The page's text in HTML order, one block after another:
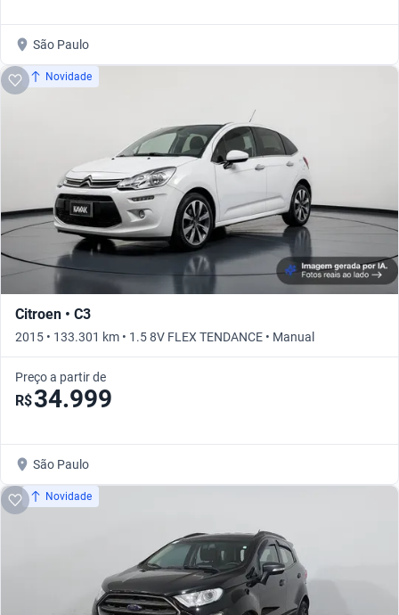
São Paulo
Novidade
Citroen • C3
2015 • 133.301 km • 1.5 8V FLEX TENDANCE • Manual
Preço a partir de
R$34.999
São Paulo
Novidade